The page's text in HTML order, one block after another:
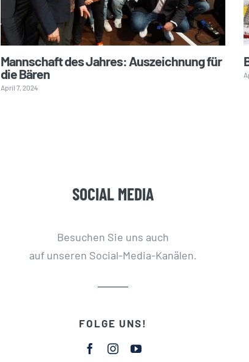
Mannschaft des Jahres: Auszeichnung für
die Bären
April 7, 2024
SOCIAL MEDIA
Besuchen Sie uns auch
auf unseren Social-Media-Kanälen.
FOLGE UNS!